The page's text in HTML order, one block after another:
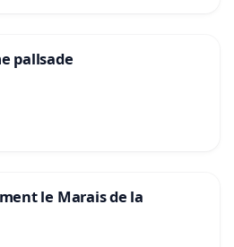
pallsade
le Marais de la